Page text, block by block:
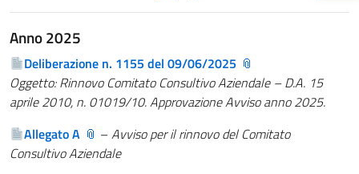
Anno 2025
Deliberazione n. 1155 del 09/06/2025
Oggetto: Rinnovo Comitato Consultivo Aziendale – D.A. 15
aprile 2010, n. 01019/10. Approvazione Avviso anno 2025.
Allegato A
–Avviso per il rinnovo del Comitato
Consultivo Aziendale